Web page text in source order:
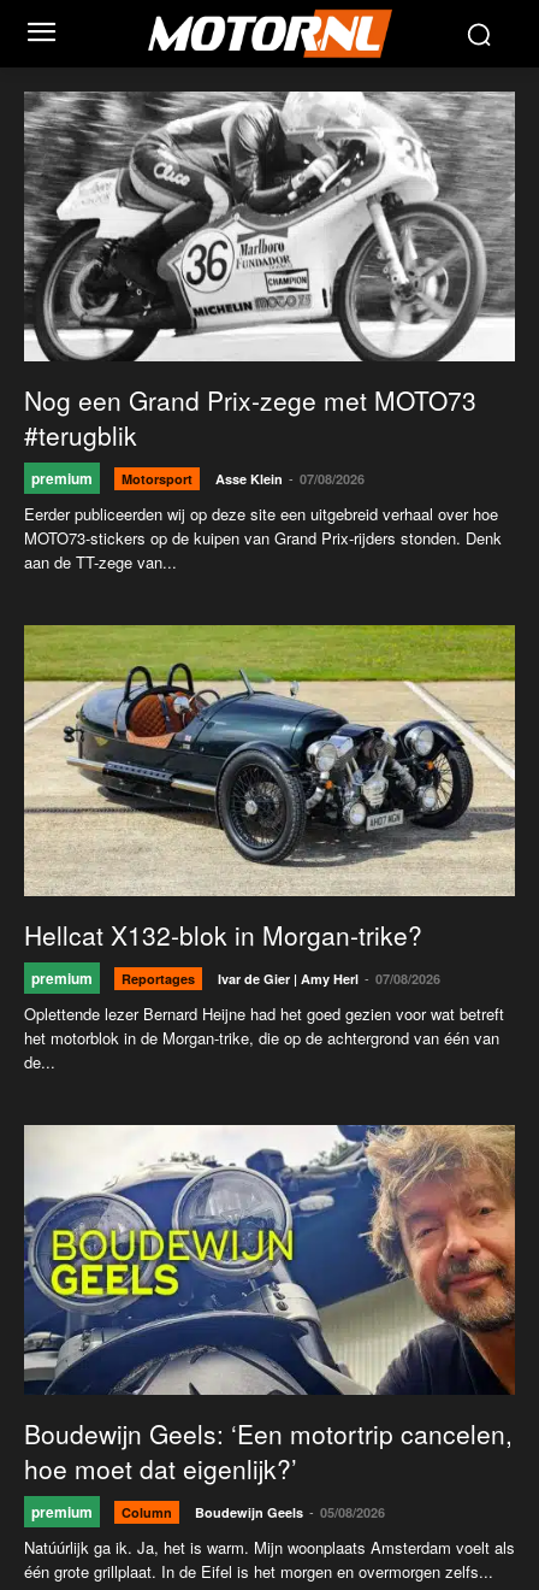
Nog een Grand Prix-zege met MOTO73
#terugblik
premium Motorsport Asse Klein - 07/08/2026
Eerder publiceerden wij op deze site een uitgebreid verhaal over hoe
MOTO73-stickers op de kuipen van Grand Prix-rijders stonden. Denk
aan de TT-zege van...
Hellcat X132-blok in Morgan-trike?
premium Reportages Ivar de Gier | Amy Herl - 07/08/2026
Oplettende lezer Bernard Heijne had het goed gezien voor wat betreft
het motorblok in de Morgan-trike, die op de achtergrond van één van
de...
Boudewijn Geels: ‘Een motortrip cancelen,
hoe moet dat eigenlijk?’
premium Column Boudewijn Geels - 05/08/2026
Natúúrlijk ga ik. Ja, het is warm. Mijn woonplaats Amsterdam voelt als
één grote grillplaat. In de Eifel is het morgen en overmorgen zelfs...